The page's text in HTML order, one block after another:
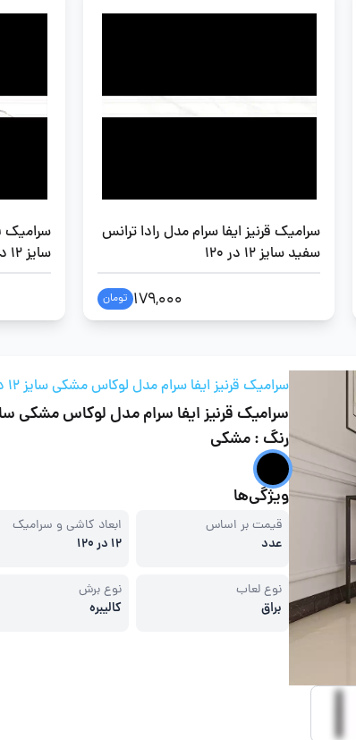
سرامیک قرنیز ایفا سرام مدل رادا ترانس
سفید سایز 12 در 120
179,000 تومان
سایز 12 در 120
سرامیک قرنیز ایفا سرام مدل لوکاس مشکی سایز 12 در 120
سرامیک قرنیز ایفا سرام مدل لوکاس مشکی سایز 12 در
رنگ : مشکی
ویژگی‌ها
قیمت بر اساس
عدد
ابعاد کاشی و سرامیک
12 در 120
نوع لعاب
براق
نوع برش
کالیبره